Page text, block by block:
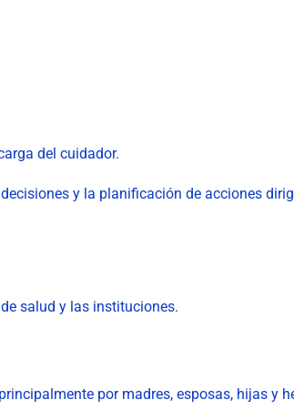
del cuidador.
y la planificación de acciones
salud y las instituciones.
por madres, esposas, hijas y